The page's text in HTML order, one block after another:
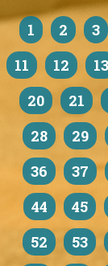
1 2 3
11
12 13
20
21
28
29
36
37
44
45
52
53